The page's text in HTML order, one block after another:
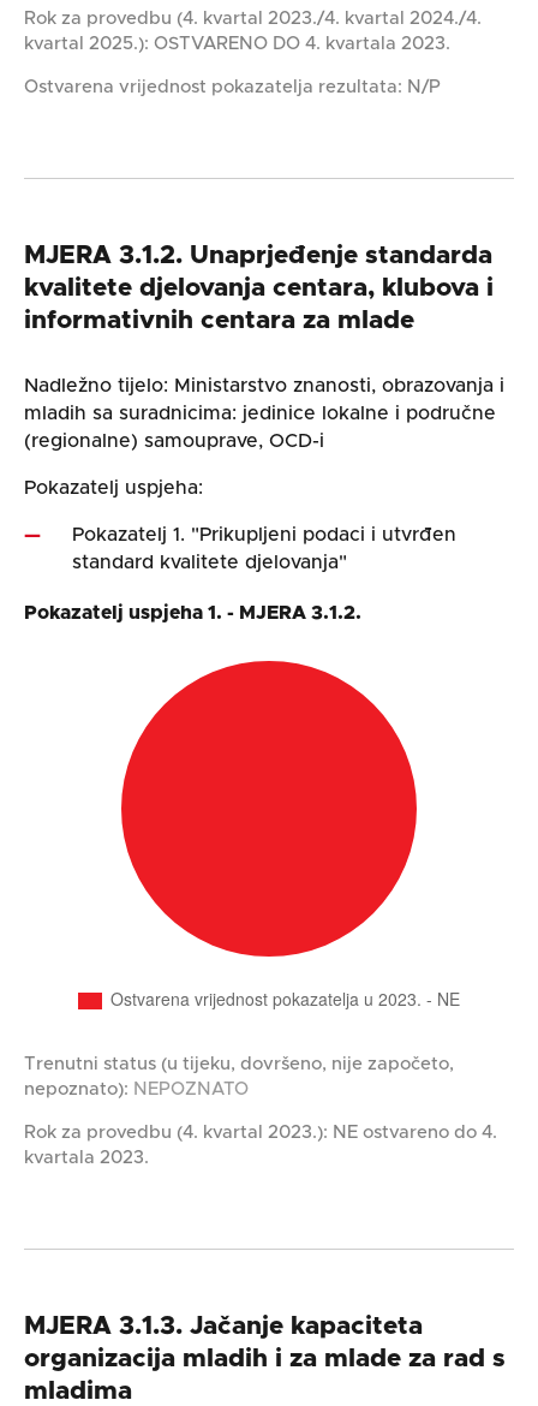
Rok za provedbu (4. kvartal 2023./4. kvartal 2024./4.
kvartal 2025.): OSTVARENO DO 4. kvartala 2023.
Ostvarena vrijednost pokazatelja rezultata: N/P
MJERA 3.1.2. Unaprjeđenje standarda
kvalitete djelovanja centara, klubova i
informativnih centara za mlade
Nadležno tijelo: Ministarstvo znanosti, obrazovanja i
mladih sa suradnicima: jedinice lokalne i područne
(regionalne) samouprave, OCD-i
Pokazatelj uspjeha:
Pokazatelj 1. "Prikupljeni podaci i utvrđen
standard kvalitete djelovanja"
Pokazatelj uspjeha 1. - MJERA 3.1.2.
Trenutni status (u tijeku, dovršeno, nije započeto,
nepoznato): NEPOZNATO
Rok za provedbu (4. kvartal 2023.): NE ostvareno do 4.
kvartala 2023.
MJERA 3.1.3. Jačanje kapaciteta
organizacija mladih i za mlade za rad s
mladima